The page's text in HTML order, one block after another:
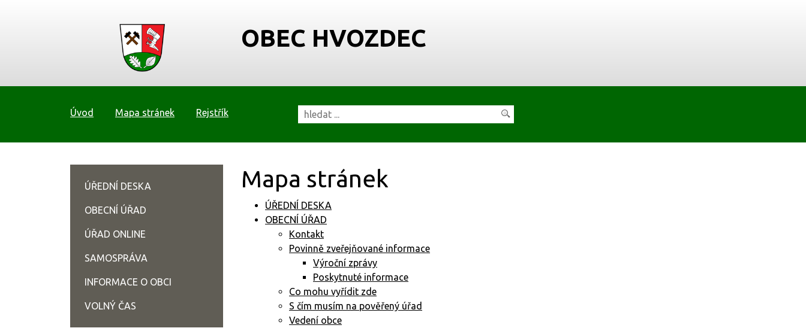
OBEC HVOZDEC
Úvod Mapa stránek Rejstřík
Mapa stránek
ÚŘEDNÍ DESKA
OBECNÍ ÚŘAD
Kontakt
Povinně zveřejňované informace
Výroční zprávy
Poskytnuté informace
Co mohu vyřídit zde
S čím musím na pověřený úřad
Vedení obce
ÚŘEDNÍ DESKA
OBECNÍ ÚŘAD
ÚŘAD ONLINE
SAMOSPRÁVA
INFORMACE O OBCI
VOLNÝ ČAS